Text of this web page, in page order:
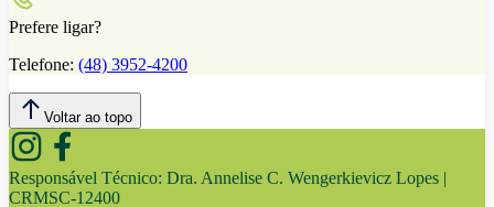
Prefere ligar?
Telefone: (48) 3952-4200
Voltar ao topo
Responsável Técnico: Dra. Annelise C. Wengerkievicz Lopes |
CRMSC-12400